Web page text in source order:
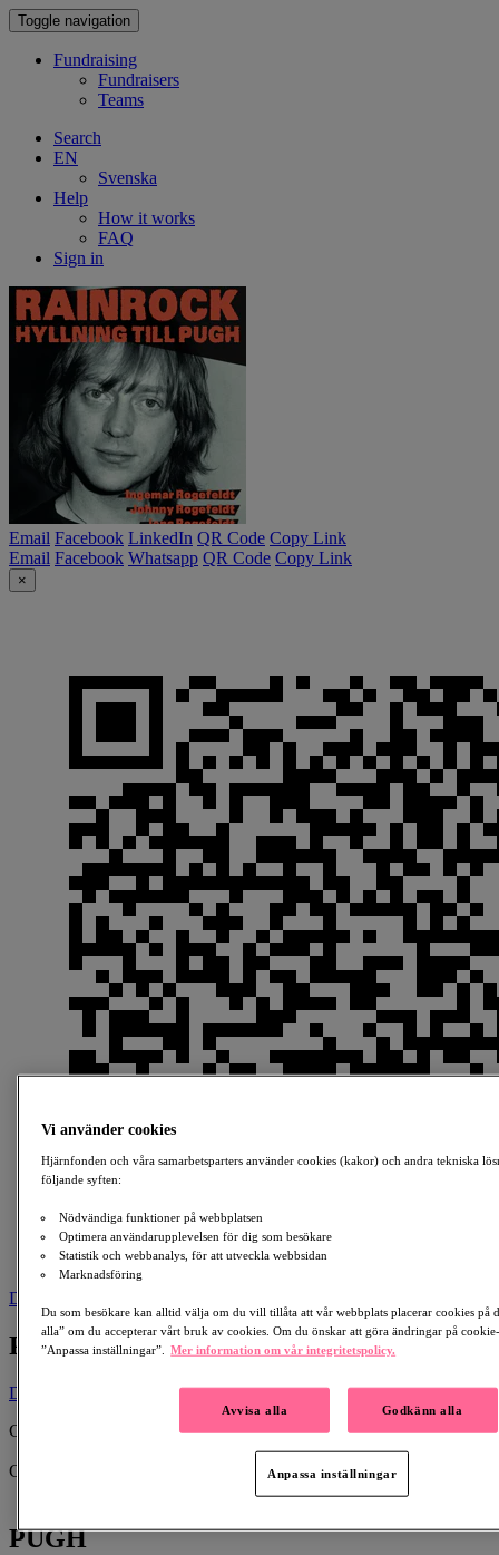
Toggle navigation
Fundraising
Fundraisers
Teams
Search
EN
Svenska
Help
How it works
FAQ
Sign in
Email Facebook LinkedIn QR Code Copy Link
Email Facebook Whatsapp QR Code Copy Link
×
Download
PUGH
Donate
Created By:
Collecting for:
PUGH
Vi använder cookies
Hjärnfonden och våra samarbetsparters använder cookies (kakor) och andra tekniska
följande syften:
Nödvändiga funktioner på webbplatsen
Optimera användarupplevelsen för dig som besökare
Statistik och webbanalys, för att utveckla webbsidan
Marknadsföring
Du som besökare kan alltid välja om du vill tillåta att vår webbplats placerar cookies på
alla” om du accepterar vårt bruk av cookies. Om du önskar att göra ändringar på
”Anpassa inställningar”.
Mer information om vår integritetspolicy.
Avvisa alla Godkänn alla
Anpassa inställningar